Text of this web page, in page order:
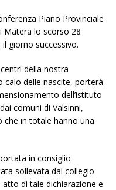
Piano Provinciale
Matera lo scorso 28
giorno successivo.
della nostra
calo delle nascite, porterà
dell’istituto
comuni di Valsinni,
che in totale hanno una
in consiglio
sollevata dal collegio
di tale dichiarazione e